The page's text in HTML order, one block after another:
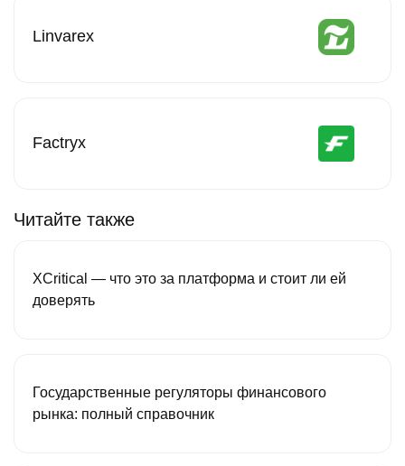
Linvarex
Factryx
Читайте также
XCritical — что это за платформа и стоит ли ей
доверять
Государственные регуляторы финансового
рынка: полный справочник